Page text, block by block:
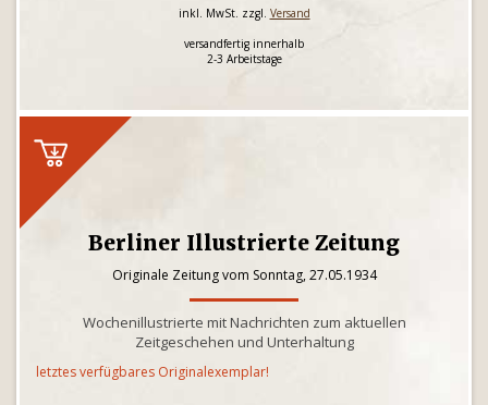
inkl. MwSt. zzgl. Versand
versandfertig innerhalb
2-3 Arbeitstage
Berliner Illustrierte Zeitung
Originale Zeitung vom Sonntag, 27.05.1934
Wochenillustrierte mit Nachrichten zum aktuellen
Zeitgeschehen und Unterhaltung
letztes verfügbares Originalexemplar!